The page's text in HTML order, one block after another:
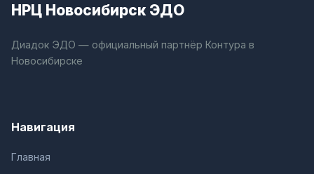
НРЦ Новосибирск ЭДО
Диадок ЭДО — официальный партнёр Контура в
Новосибирске
Навигация
Главная